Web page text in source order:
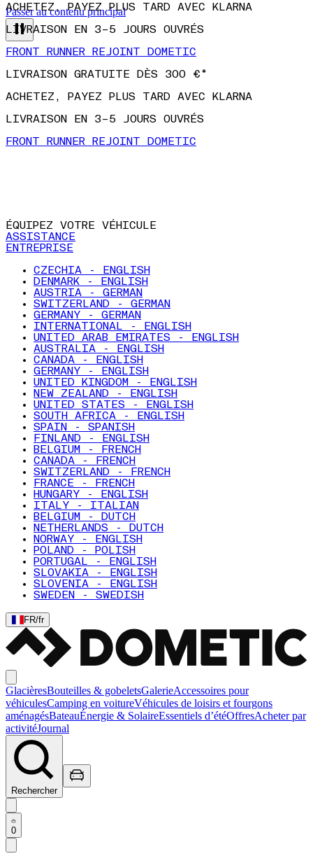
Passer au contenu principal
LIVRAISON GRATUITE DÈS 300 €*
ACHETEZ, PAYEZ PLUS TARD AVEC KLARNA
LIVRAISON EN 3–5 JOURS OUVRÉS
FRONT RUNNER REJOINT DOMETIC
LIVRAISON GRATUITE DÈS 300 €*
ÉQUIPEZ VOTRE VÉHICULE
ASSISTANCE
ENTREPRISE
CZECHIA - ENGLISH
DENMARK - ENGLISH
AUSTRIA - GERMAN
SWITZERLAND - GERMAN
GERMANY - GERMAN
INTERNATIONAL - ENGLISH
UNITED ARAB EMIRATES - ENGLISH
AUSTRALIA - ENGLISH
CANADA - ENGLISH
GERMANY - ENGLISH
UNITED KINGDOM - ENGLISH
NEW ZEALAND - ENGLISH
UNITED STATES - ENGLISH
SOUTH AFRICA - ENGLISH
SPAIN - SPANISH
FINLAND - ENGLISH
BELGIUM - FRENCH
CANADA - FRENCH
SWITZERLAND - FRENCH
FRANCE - FRENCH
HUNGARY - ENGLISH
ITALY - ITALIAN
BELGIUM - DUTCH
NETHERLANDS - DUTCH
NORWAY - ENGLISH
POLAND - POLISH
PORTUGAL - ENGLISH
SLOVAKIA - ENGLISH
SLOVENIA - ENGLISH
SWEDEN - SWEDISH
FR/fr
GlacièresBouteilles & gobeletsGalerieAccessoires pour
véhiculesCamping en voitureVéhicules de loisirs et fourgons
aménagésBateauÉnergie & SolaireEssentiels d’étéOffresAcheter par
activitéJournal
Rechercher
0